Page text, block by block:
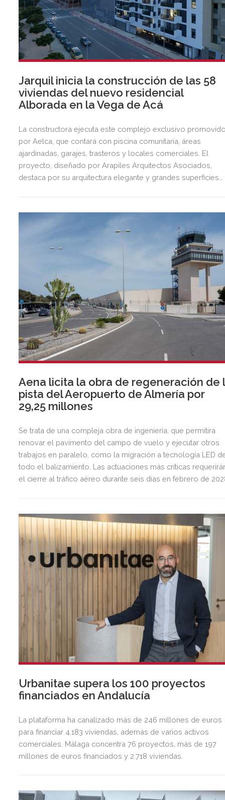
Jarquil inicia la construcción de las 58
viviendas del nuevo residencial
Alborada en la Vega de Acá
La constructora ejecuta este complejo exclusivo
por Aelca, que contará con piscina comunitaria, áreas
ajardinadas, garajes, trasteros y locales comerciales. El
proyecto, diseñado por Arapiles Arquitectos Asociados,
destaca por su arquitectura elegante y grandes superficies
Aena licita la obra de regeneración de
pista del Aeropuerto de Almería por
29,25 millones
Se trata de una compleja obra de ingeniería, que permitirá
renovar el pavimento del campo de vuelo y ejecutar otros
trabajos en paralelo, como la migración a tecnología LED
todo el balizamiento. Las actuaciones más críticas
el cierre al tráfico aéreo durante seis días en febrero de
Urbanitae supera los 100 proyectos
financiados en Andalucía
La plataforma ha canalizado más de 246 millones de euros
para financiar 4.183 viviendas, además de varios activos
comerciales. Málaga concentra 76 proyectos, más de 197
millones de euros financiados y 2.718 viviendas.